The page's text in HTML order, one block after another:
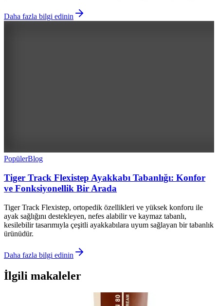
Daha fazla bilgi edinin
PopülerBlog
Tiger Track Flexistep Ayakkabı Tabanlığı: Konfor
ve Fonksiyonellik Bir Arada
Tiger Track Flexistep, ortopedik özellikleri ve yüksek konforu ile
ayak sağlığını destekleyen, nefes alabilir ve kaymaz tabanlı,
kesilebilir tasarımıyla çeşitli ayakkabılara uyum sağlayan bir tabanlık
ürünüdür.
Daha fazla bilgi edinin
İlgili makaleler